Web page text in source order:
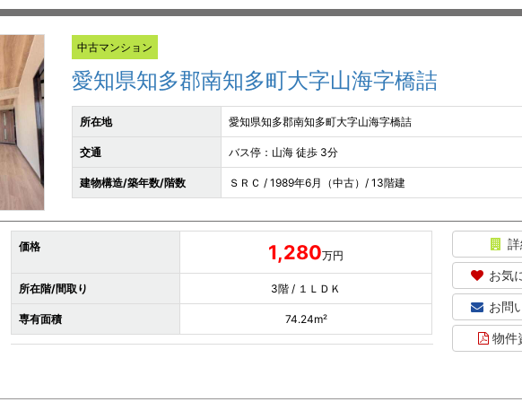
中古マンション
愛知県知多郡南知多町大字山海字橋詰
所在地 愛知県知多郡南知多町大字山海字橋詰
交通 バス停：山海 徒歩 3分
建物構造/築年数/階数 ＳＲＣ / 1989年6月（中古）/ 13階建
価格 1,280万円
所在階/間取り 3階 / １ＬＤＫ
専有面積 74.24m²
お気
お問
物件